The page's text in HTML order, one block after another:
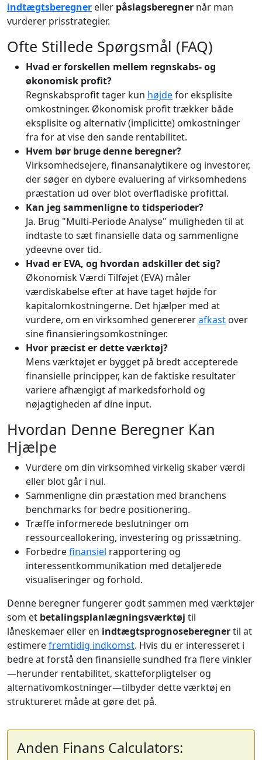
indtægtsberegner eller påslagsberegner når man
vurderer prisstrategier.
Ofte Stillede Spørgsmål (FAQ)
Hvad er forskellen mellem regnskabs- og
økonomisk profit?
Regnskabsprofit tager kun højdefor eksplisite
omkostninger. Økonomisk profit trækker både
eksplisite og alternativ (implicitte) omkostninger
fra for at vise den sande rentabilitet.
Hvem bør bruge denne beregner?
Virksomhedsejere, finansanalytikere og investorer,
der søger en dybere evaluering af virksomhedens
præstation ud over blot overfladiske profittal.
Kan jeg sammenligne to tidsperioder?
Ja. Brug "Multi-Periode Analyse" muligheden til at
indtaste to sæt finansielle data og sammenligne
ydeevne over tid.
Hvad er EVA, og hvordan adskiller det sig?
Økonomisk Værdi Tilføjet (EVA) måler
værdiskabelse efter at have taget højde for
kapitalomkostningerne. Det hjælper med at
vurdere, om en virksomhed generererafkast over
sine finansieringsomkostninger.
Hvor præcist er dette værktøj?
Mens værktøjet er bygget på bredt accepterede
finansielle principper, kan de faktiske resultater
variere afhængigt af markedsforhold og
nøjagtigheden af dine input.
Hvordan Denne Beregner Kan
Hjælpe
Vurdere om din virksomhed virkelig skaber værdi
eller blot går i nul.
Sammenligne din præstation med branchens
benchmarks for bedre positionering.
Træffe informerede beslutninger om
ressourceallokering, investering og prissætning.
Forbedrefinansiel rapportering og
interessentkommunikation med detaljerede
visualiseringer og forhold.
Denne beregner fungerer godt sammen med værktøjer
som et betalingsplanlægningsværktøj til
låneskemaer eller en indtægtsprognoseberegnertil at
estimerefremtidig indkomst. Hvis du er interesseret i
bedre at forstå den finansielle sundhed fra flere vinkler
—herunder rentabilitet, skatteforpligtelser og
alternativomkostninger—tilbyder dette værktøj en
struktureret måde at gøre det på.
Anden Finans Calculators: